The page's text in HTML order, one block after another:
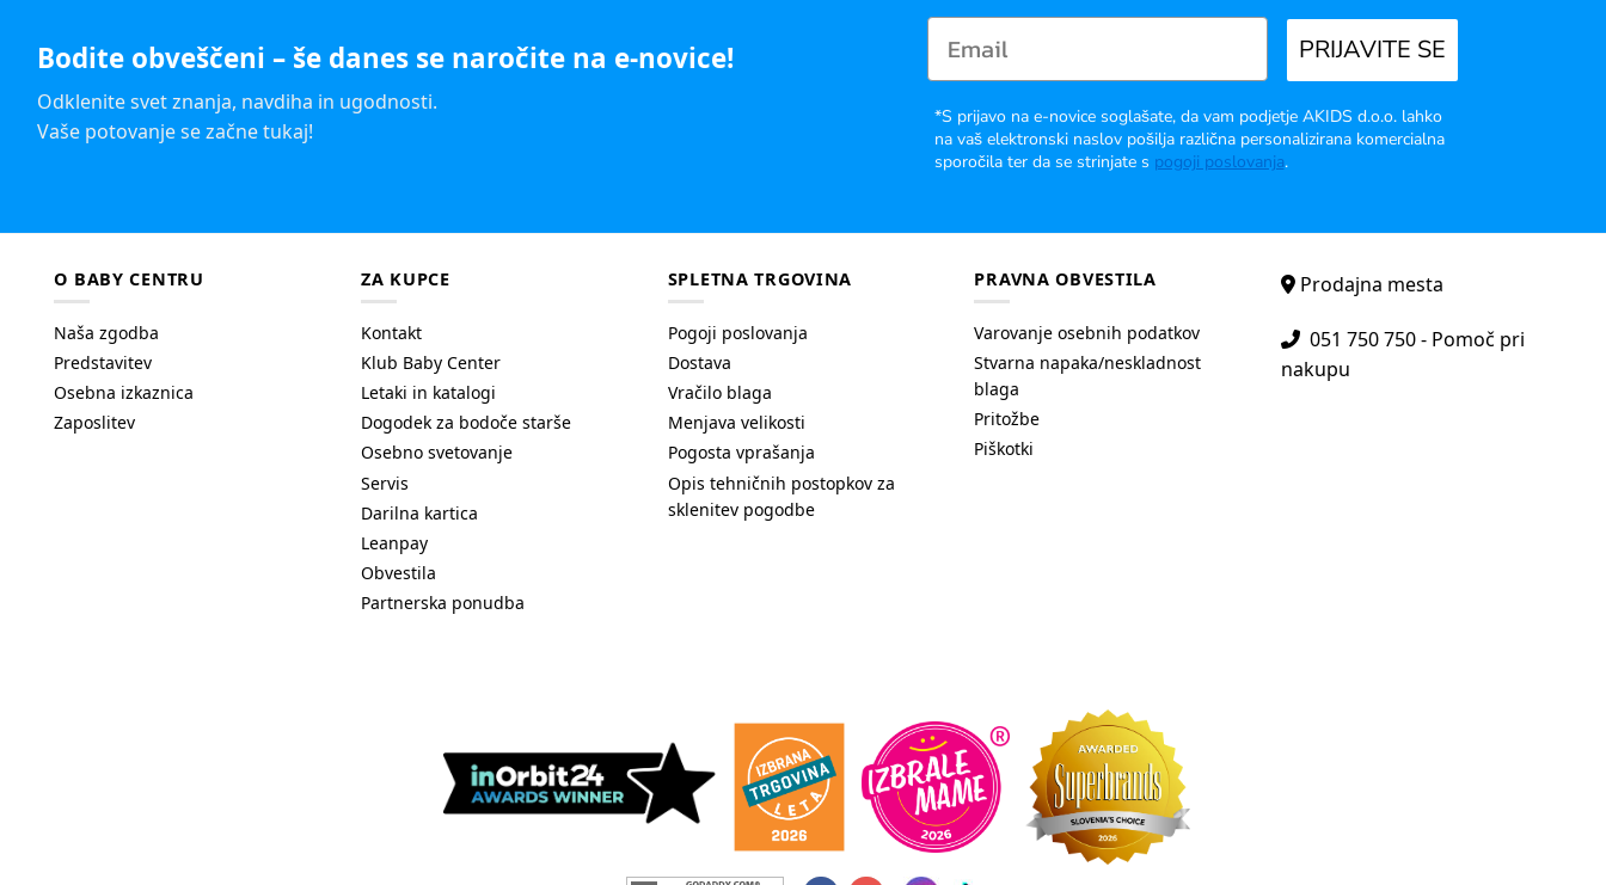
Bodite obveščeni – še danes se naročite na e-novice!
Odklenite svet znanja, navdiha in ugodnosti.
Vaše potovanje se začne tukaj!
PRIJAVITE SE
*S prijavo na e-novice soglašate, da vam podjetje AKIDS d.o.o. lahko
na vaš elektronski naslov pošilja različna personalizirana komercialna
sporočila ter da se strinjate s pogoji poslovanja.
O BABY CENTRU
Naša zgodba
Predstavitev
Osebna izkaznica
Zaposlitev
ZA KUPCE
Kontakt
Klub Baby Center
Letaki in katalogi
Dogodek za bodoče starše
Osebno svetovanje
Servis
Darilna kartica
Leanpay
Obvestila
Partnerska ponudba
SPLETNA TRGOVINA
Pogoji poslovanja
Dostava
Vračilo blaga
Menjava velikosti
Pogosta vprašanja
Opis tehničnih postopkov za
sklenitev pogodbe
PRAVNA OBVESTILA
Varovanje osebnih podatkov
Stvarna napaka/neskladnost
blaga
Pritožbe
Piškotki
Prodajna mesta
051 750 750 - Pomoč pri
nakupu